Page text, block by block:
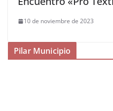
10 de noviembre de 2023
Pilar Municipio